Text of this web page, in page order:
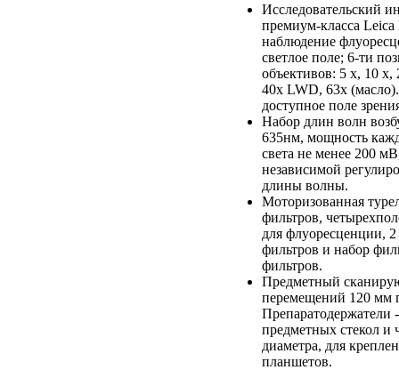
Исследовательский
премиум-класса
наблюдение
светлое поле; 6-ти
объективов: 5 х, 10
40х LWD, 63х
доступное поле
Набор длин волн
635нм, мощность
света не менее 200
независимой
длины волны.
Моторизованная
фильтров,
для флуоресценции,
фильтров и набор
фильтров.
Предметный
перемещений 120 мм
Препаратодержатели
предметных стекол и
диаметра, для
планшетов.